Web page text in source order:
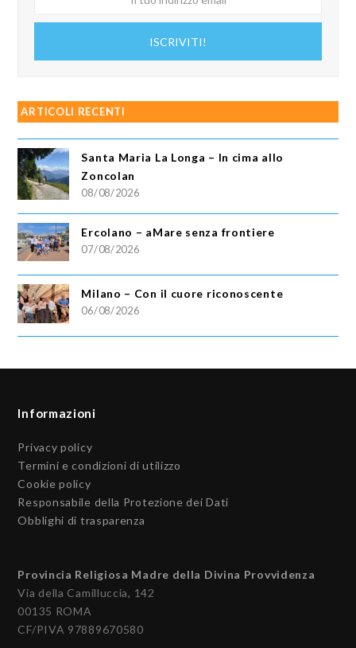
ISCRIVITI!
ARTICOLI RECENTI
Santa Maria La Longa – In cima allo
Zoncolan
08/08/2026
Ercolano – aMare senza frontiere
07/08/2026
Milano – Con il cuore riconoscente
06/08/2026
Informazioni
Privacy policy
Termini e condizioni di utilizzo
Cookie policy
Responsabile della Protezione dei Dati
Obblighi di trasparenza
Provincia Religiosa Madre della Divina Provvidenza
Via della Camilluccia, 142
00135 ROMA
CF/PIVA 97889670580